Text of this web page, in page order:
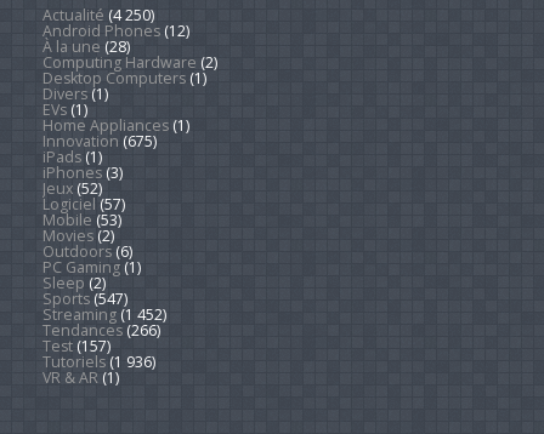
Actualité (4 250)
Android Phones(12)
À la une (28)
Computing Hardware (2)
Desktop Computers(1)
Divers(1)
EVs(1)
Home Appliances(1)
Innovation (675)
iPads(1)
iPhones(3)
Jeux(52)
Logiciel (57)
Mobile (53)
Movies(2)
Outdoors(6)
PC Gaming(1)
Sleep (2)
Sports(547)
Streaming(1 452)
Tendances(266)
Test(157)
Tutoriels(1 936)
VR & AR(1)